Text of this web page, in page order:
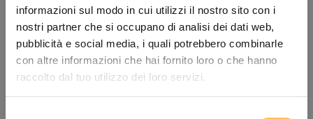
informazioni sul modo in cui utilizzi il nostro sito con i
nostri partner che si occupano di analisi dei dati web,
pubblicità e social media, i quali potrebbero combinarle
con altre informazioni che hai fornito loro o che hanno
raccolto dal tuo utilizzo dei loro servizi.